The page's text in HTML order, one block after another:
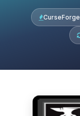
CurseForge